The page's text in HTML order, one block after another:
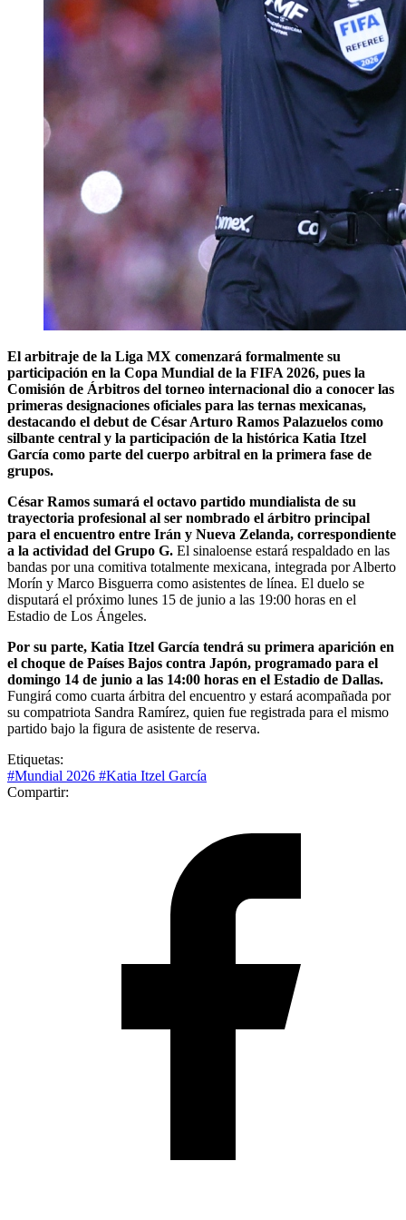
El arbitraje de la Liga MX comenzará formalmente su
participación en la Copa Mundial de la FIFA 2026, pues la
Comisión de Árbitros del torneo internacional dio a conocer las
primeras designaciones oficiales para las ternas mexicanas,
destacando el debut de César Arturo Ramos Palazuelos como
silbante central y la participación de la histórica Katia Itzel
García como parte del cuerpo arbitral en la primera fase de
grupos.
César Ramos sumará el octavo partido mundialista de su
trayectoria profesional al ser nombrado el árbitro principal
para el encuentro entre Irán y Nueva Zelanda, correspondiente
a la actividad del Grupo G. El sinaloense estará respaldado en las
bandas por una comitiva totalmente mexicana, integrada por Alberto
Morín y Marco Bisguerra como asistentes de línea. El duelo se
disputará el próximo lunes 15 de junio a las 19:00 horas en el
Estadio de Los Ángeles.
Por su parte, Katia Itzel García tendrá su primera aparición en
el choque de Países Bajos contra Japón, programado para el
domingo 14 de junio a las 14:00 horas en el Estadio de Dallas.
Fungirá como cuarta árbitra del encuentro y estará acompañada por
su compatriota Sandra Ramírez, quien fue registrada para el mismo
partido bajo la figura de asistente de reserva.
Etiquetas:
#Mundial 2026 #Katia Itzel García
Compartir: